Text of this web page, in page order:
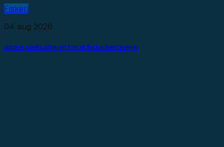
Fiskeri
04 aug 2026
André pantsatte alt for at fiske hesterejer